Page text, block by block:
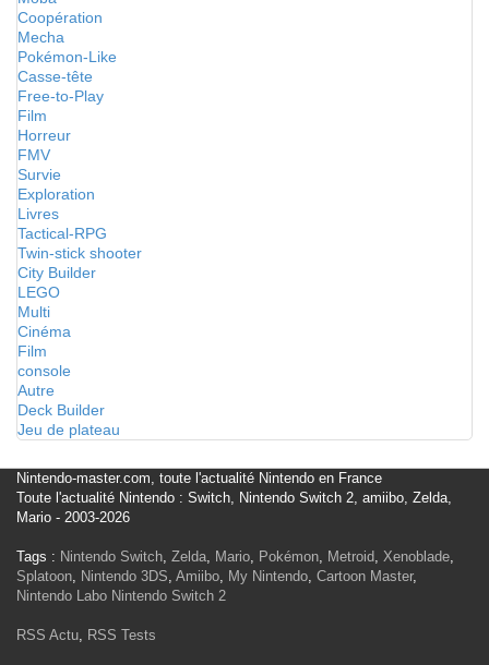
Coopération
Mecha
Pokémon-Like
Casse-tête
Free-to-Play
Film
Horreur
FMV
Survie
Exploration
Livres
Tactical-RPG
Twin-stick shooter
City Builder
LEGO
Multi
Cinéma
Film
console
Autre
Deck Builder
Jeu de plateau
Nintendo-master.com, toute l'actualité Nintendo en France
Toute l'actualité Nintendo : Switch, Nintendo Switch 2, amiibo, Zelda,
Mario - 2003-2026
Tags : Nintendo Switch, Zelda, Mario, Pokémon, Metroid, Xenoblade,
Splatoon, Nintendo 3DS, Amiibo, My Nintendo, Cartoon Master,
Nintendo Labo Nintendo Switch 2
RSS Actu, RSS Tests